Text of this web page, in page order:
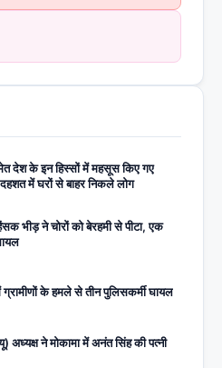
देश के इन हिस्सों में महसूस किए गए
में घरों से बाहर निकले लोग
भीड़ ने चोरों को बेरहमी से पीटा, एक
ग्रामीणों के हमले से तीन पुलिसकर्मी घायल
अध्यक्ष ने मोकामा में अनंत सिंह की पत्नी